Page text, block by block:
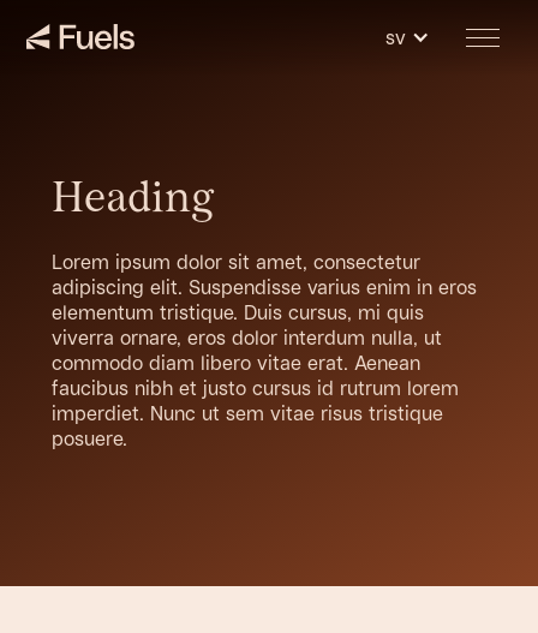
sv
Heading
Lorem ipsum dolor sit amet, consectetur
adipiscing elit. Suspendisse varius enim in eros
elementum tristique. Duis cursus, mi quis
viverra ornare, eros dolor interdum nulla, ut
commodo diam libero vitae erat. Aenean
faucibus nibh et justo cursus id rutrum lorem
imperdiet. Nunc ut sem vitae risus tristique
posuere.